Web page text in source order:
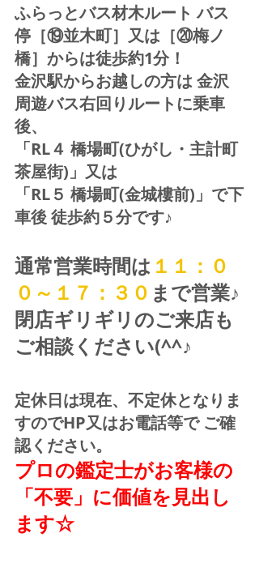
ふらっとバス材木ルート バス
停［⑲並木町］又は［⑳梅ノ
橋］からは徒歩約1分！
金沢駅からお越しの方は 金沢
周遊バス右回りルートに乗車
後、
「RL４ 橋場町(ひがし・主計町
茶屋街)」又は
「RL５ 橋場町(金城樓前)」で下
車後 徒歩約５分です♪
通常営業時間は １１：０
０～１７：３０ まで営業♪
閉店ギリギリのご来店も
ご相談ください(^^♪
定休日は現在、不定休となりま
すのでHP又はお電話等で ご確
認ください。
プロの鑑定士がお客様の
「不要」に価値を見出し
ます☆